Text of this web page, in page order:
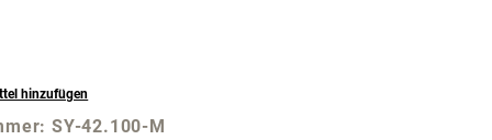
hinzufügen
SY-42.100-M